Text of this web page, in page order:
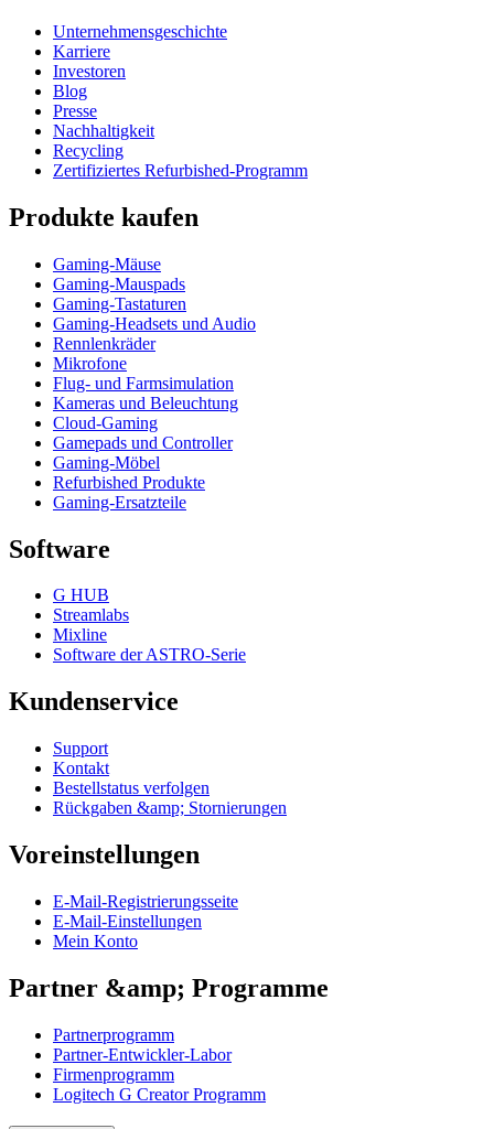
Unternehmensgeschichte
Karriere
Investoren
Blog
Presse
Nachhaltigkeit
Recycling
Zertifiziertes Refurbished-Programm
Produkte kaufen
Gaming-Mäuse
Gaming-Mauspads
Gaming-Tastaturen
Gaming-Headsets und Audio
Rennlenkräder
Mikrofone
Flug- und Farmsimulation
Kameras und Beleuchtung
Cloud-Gaming
Gamepads und Controller
Gaming-Möbel
Refurbished Produkte
Gaming-Ersatzteile
Software
G HUB
Streamlabs
Mixline
Software der ASTRO-Serie
Kundenservice
Support
Kontakt
Bestellstatus verfolgen
Rückgaben &amp; Stornierungen
Voreinstellungen
E-Mail-Registrierungsseite
E-Mail-Einstellungen
Mein Konto
Partner &amp; Programme
Partnerprogramm
Partner-Entwickler-Labor
Firmenprogramm
Logitech G Creator Programm